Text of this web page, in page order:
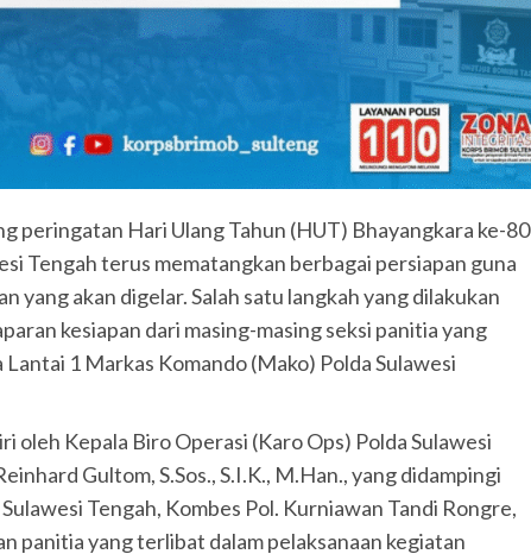
peringatan Hari Ulang Tahun (HUT) Bhayangkara ke-80
Tengah terus mematangkan berbagai persiapan guna
yang akan digelar. Salah satu langkah yang dilakukan
kesiapan dari masing-masing seksi panitia yang
1 Markas Komando (Mako) Polda Sulawesi
oleh Kepala Biro Operasi (Karo Ops) Polda Sulawesi
Gultom, S.Sos., S.I.K., M.Han., yang didampingi
Tengah, Kombes Pol. Kurniawan Tandi Rongre,
panitia yang terlibat dalam pelaksanaan kegiatan